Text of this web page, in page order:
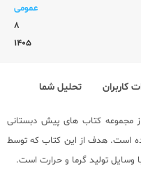
عمومی
8
1405
کاربران تحلیل شما
مجموعه کتاب های پیش دبستانی
است. هدف از این کتاب که توسط
وسایل تولید گرما و حرارت است.